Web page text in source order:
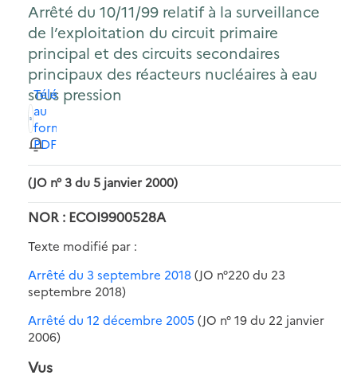
Arrêté du 10/11/99 relatif à la surveillance
de l’exploitation du circuit primaire
principal et des circuits secondaires
principaux des réacteurs nucléaires à eau
sous pression
Télécharger
au
format
PDF
(JO n° 3 du 5 janvier 2000)
NOR : ECOI9900528A
Texte modifié par :
Arrêté du 3 septembre 2018(JO n°220 du 23
septembre 2018)
Arrêté du 12 décembre 2005 (JO n° 19 du 22 janvier
2006)
Vus